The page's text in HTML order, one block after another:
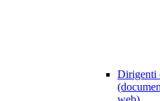
Dirigenti